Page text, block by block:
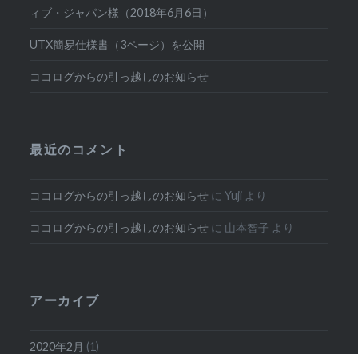
ィブ・ジャパン様（2018年6月6日）
UTX簡易仕様書（3ページ）を公開
ココログからの引っ越しのお知らせ
最近のコメント
ココログからの引っ越しのお知らせ にYuji より
ココログからの引っ越しのお知らせ に 山本智子 より
アーカイブ
2020年2月 (1)